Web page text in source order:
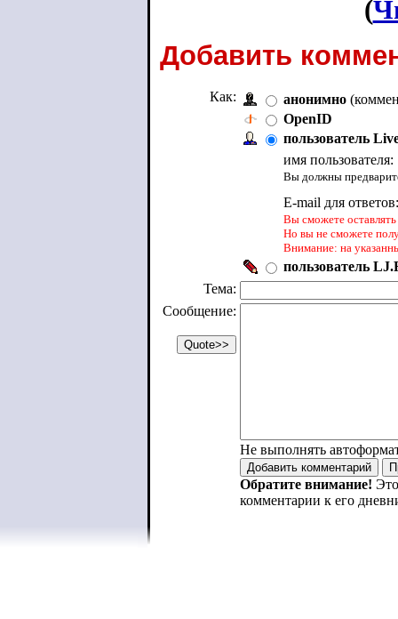
(
Добавить
Как: анонимно
OpenID
пользователь
имя пользователя:
Вы должны
E-mail для
Вы сможете
Но вы не сможете
Внимание: на
пользователь
Тема:
Сообщение:
Не выполнять
Обратите внимание!
комментарии к его